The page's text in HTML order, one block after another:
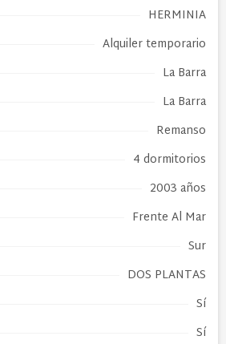
HERMINIA
Alquiler temporario
La Barra
La Barra
Remanso
4 dormitorios
2003 años
Frente Al Mar
Sur
DOS PLANTAS
Sí
Sí